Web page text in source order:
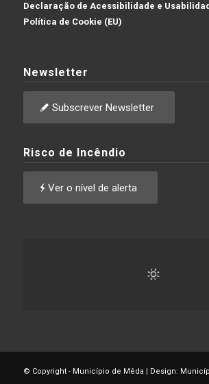
Declaração de Acessibilidade e
Política de Cookie (EU)
Newsletter
Subscrever Newsletter
Risco de Incêndio
Ver o nível de alerta
© Copyright - Município de Mêda | Design: